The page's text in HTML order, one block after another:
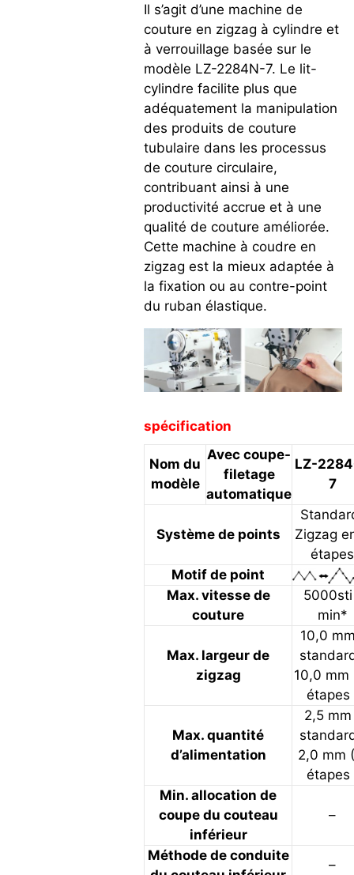
Il s’agit d’une machine de
couture en zigzag à cylindre et
à verrouillage basée sur le
modèle LZ-2284N-7. Le lit-
cylindre facilite plus que
adéquatement la manipulation
des produits de couture
tubulaire dans les processus
de couture circulaire,
contribuant ainsi à une
productivité accrue et à une
qualité de couture améliorée.
Cette machine à coudre en
zigzag est la mieux adaptée à
la fixation ou au contre-point
du ruban élastique.
spécification
Nom du
modèle
Avec coupe-
filetage
automatique
LZ-
7
Système de points
Zigzag
étapes
Motif de point
Max. vitesse de
couture
min*
Max. largeur de
zigzag
10,0
10,0 mm
étapes
Max. quantité
d’alimentation
2,5
2,0 mm
étapes
Min. allocation de
coupe du couteau
inférieur
–
Méthode de conduite
–